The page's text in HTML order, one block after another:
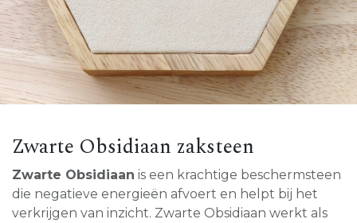
Zwarte Obsidiaan zaksteen
Zwarte Obsidiaan is een krachtige beschermsteen
die negatieve energieën afvoert en helpt bij het
verkrijgen van inzicht. Zwarte Obsidiaan werkt als